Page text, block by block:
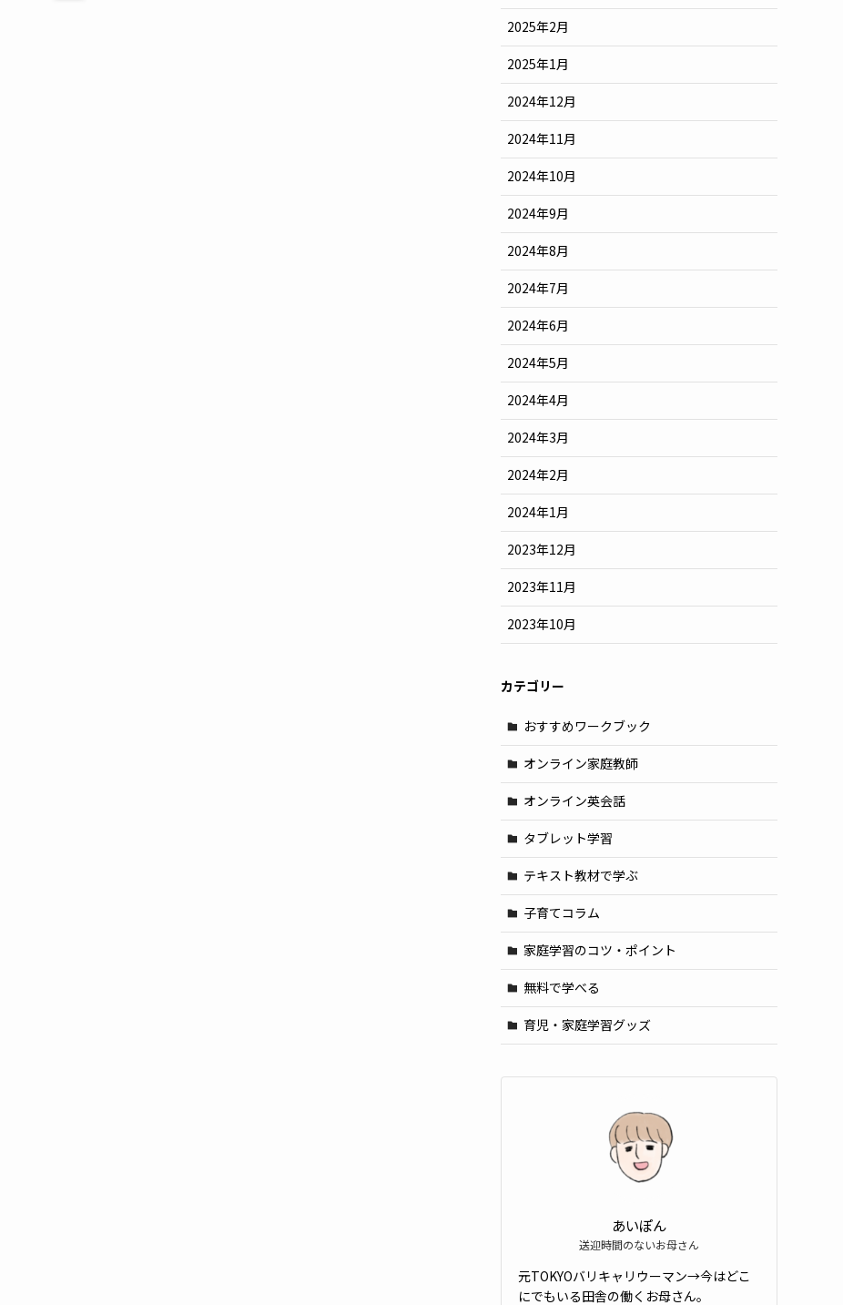
2025年2月
2025年1月
2024年12月
2024年11月
2024年10月
2024年9月
2024年8月
2024年7月
2024年6月
2024年5月
2024年4月
2024年3月
2024年2月
2024年1月
2023年12月
2023年11月
2023年10月
カテゴリー
おすすめワークブック
オンライン家庭教師
オンライン英会話
タブレット学習
テキスト教材で学ぶ
子育てコラム
家庭学習のコツ・ポイント
無料で学べる
育児・家庭学習グッズ
あいぽん
送迎時間のないお母さん
元TOKYOバリキャリウーマン→今はどこ
にでもいる田舎の働くお母さん。